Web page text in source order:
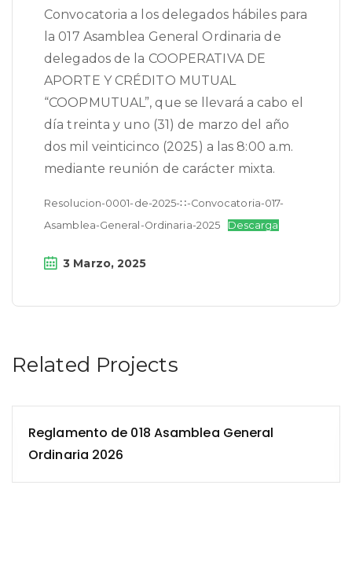
Convocatoria a los delegados hábiles para
la 017 Asamblea General Ordinaria de
delegados de la COOPERATIVA DE
APORTE Y CRÉDITO MUTUAL
“COOPMUTUAL”, que se llevará a cabo el
día treinta y uno (31) de marzo del año
dos mil veinticinco (2025) a las 8:00 a.m.
mediante reunión de carácter mixta.
Resolucion-0001-de-2025-∷-Convocatoria-017-
Asamblea-General-Ordinaria-2025
Descarga
3 Marzo, 2025
Related Projects
Reglamento de 018 Asamblea General
Ordinaria 2026